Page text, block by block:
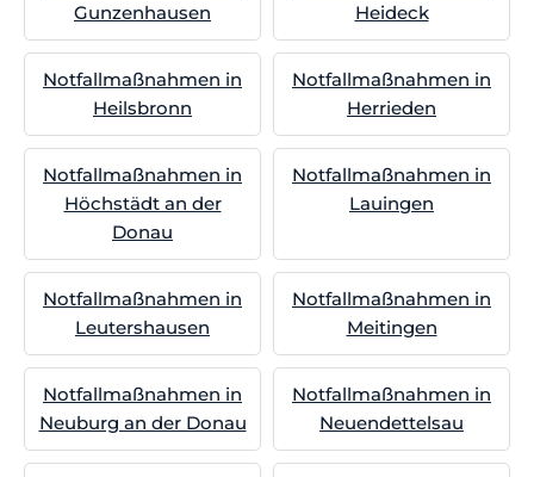
Gunzenhausen
Heideck
Notfallmaßnahmen in
Heilsbronn
Notfallmaßnahmen in
Herrieden
Notfallmaßnahmen in
Höchstädt an der
Donau
Notfallmaßnahmen in
Lauingen
Notfallmaßnahmen in
Leutershausen
Notfallmaßnahmen in
Meitingen
Notfallmaßnahmen in
Neuburg an der Donau
Notfallmaßnahmen in
Neuendettelsau